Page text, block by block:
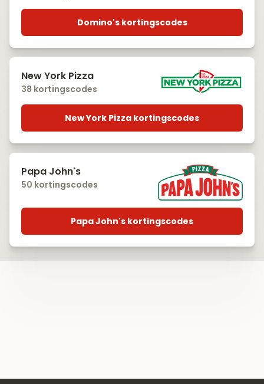
Domino's kortingscodes
New York Pizza
38 kortingscodes
New York Pizza kortingscodes
Papa John's
50 kortingscodes
Papa John's kortingscodes